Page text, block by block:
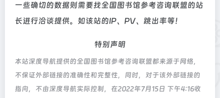
一些确切的数据则需要找全国图书馆参考咨询联盟的站
长进行洽谈提供。如该站的IP、PV、跳出率等！
特别声明
本站深度导航提供的全国图书馆参考咨询联盟都来源于网络，
不保证外部链接的准确性和完整性，同时，对于该外部链接的
指向，不由深度导航实际控制，在2022年7月15日 下午4:16收